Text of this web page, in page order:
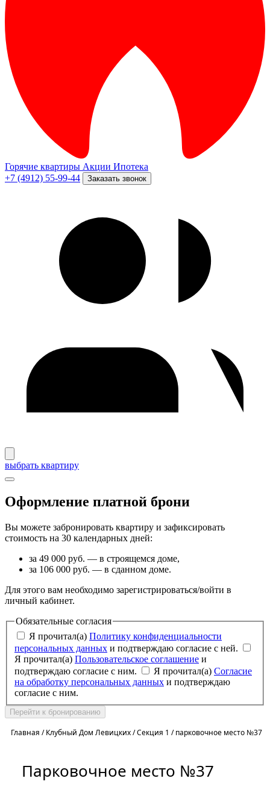
Горячие квартиры Акции Ипотека
+7 (4912) 55-99-44
Заказать звонок
выбрать квартиру
Оформление платной брони
Вы можете забронировать квартиру и зафиксировать
стоимость на 30 календарных дней:
за 49 000 руб. — в строящемся доме,
за 106 000 руб. — в сданном доме.
Для этого вам необходимо зарегистрироваться/войти в
личный кабинет.
Обязательные согласия
Я прочитал(а) Политику конфиденциальности
персональных данных и подтверждаю согласие с ней.
Я прочитал(а) Пользовательское соглашение
подтверждаю согласие с ним.
Я прочитал(а) Согласие
на обработку персональных данных
согласие с ним.
Перейти к бронированию
Главная /Клубный Дом Левицких/Секция 1 /парковочное место №37
Парковочное место №37